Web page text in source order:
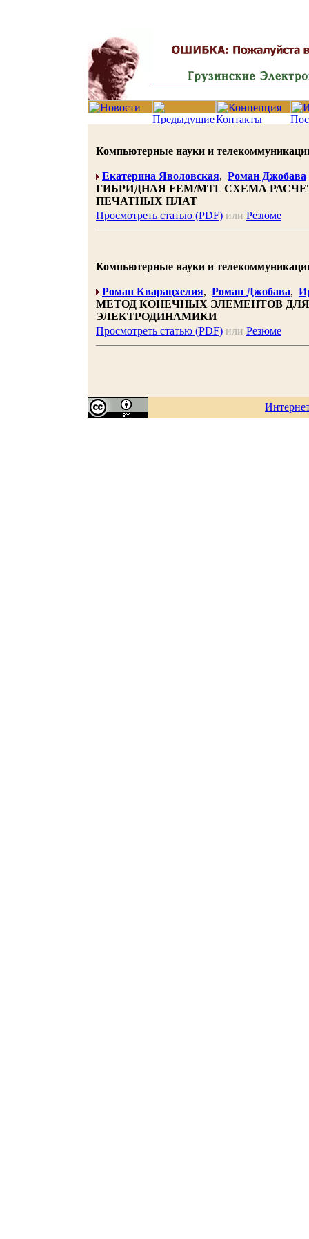
Компьютерные науки и
Екатерина Яволовская, Роман Джобава
ГИБРИДНАЯ FEM/MTL СХЕМА
ПЕЧАТНЫХ ПЛАТ
Просмотреть статью (PDF) или Резюме
Компьютерные науки и
Роман Кварацхелия, Роман Джобава,
МЕТОД КОНЕЧНЫХ ЭЛЕМЕНТОВ
ЭЛЕКТРОДИНАМИКИ
Просмотреть статью (PDF) или Резюме